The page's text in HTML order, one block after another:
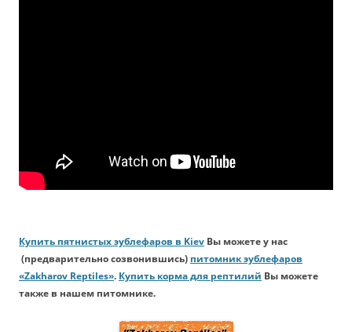
Купить пятнистых эублефаров в Kiev Вы можете у нас
(предварительно созвонившись) питомник эублефаров
«Zakharov Reptiles». Купить корма для рептилий Вы можете
также в нашем питомнике.